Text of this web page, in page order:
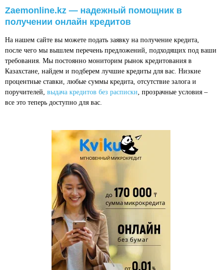
Zaemonline.kz — надежный помощник в
получении онлайн кредитов
На нашем сайте вы можете подать заявку на получение кредита,
после чего мы вышлем перечень предложений, подходящих под ваши
требования. Мы постоянно мониторим рынок кредитования в
Казахстане, найдем и подберем лучшие кредиты для вас. Низкие
процентные ставки, любые суммы кредита, отсутствие залога и
поручителей, выдача кредитов без расписки, прозрачные условия –
все это теперь доступно для вас.